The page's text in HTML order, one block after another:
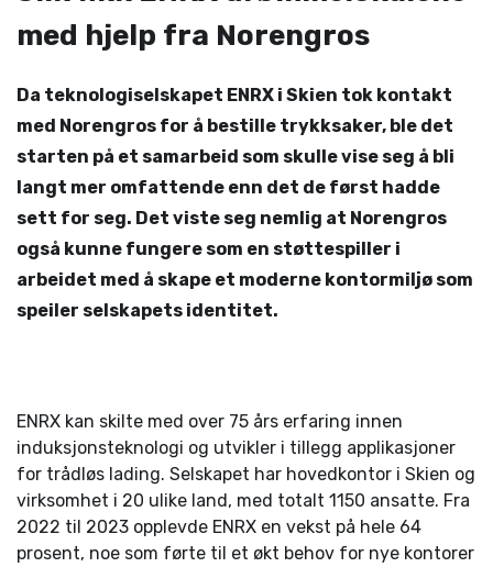
med hjelp fra Norengros
Da teknologiselskapet ENRX i Skien tok kontakt
med Norengros for å bestille trykksaker, ble det
starten på et samarbeid som skulle vise seg å bli
langt mer omfattende enn det de først hadde
sett for seg. Det viste seg nemlig at Norengros
også kunne fungere som en støttespiller i
arbeidet med å skape et moderne kontormiljø som
speiler selskapets identitet.
ENRX kan skilte med over 75 års erfaring innen
induksjonsteknologi og utvikler i tillegg applikasjoner
for trådløs lading. Selskapet har hovedkontor i Skien og
virksomhet i 20 ulike land, med totalt 1150 ansatte. Fra
2022 til 2023 opplevde ENRX en vekst på hele 64
prosent, noe som førte til et økt behov for nye kontorer